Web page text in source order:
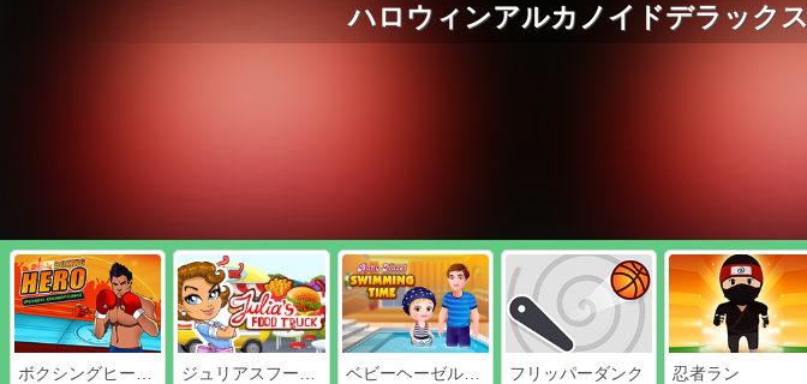
ハロウィンアルカノイドデラックス
ベビーヘーゼル水泳時間 フリッパーダンク 忍者ラン